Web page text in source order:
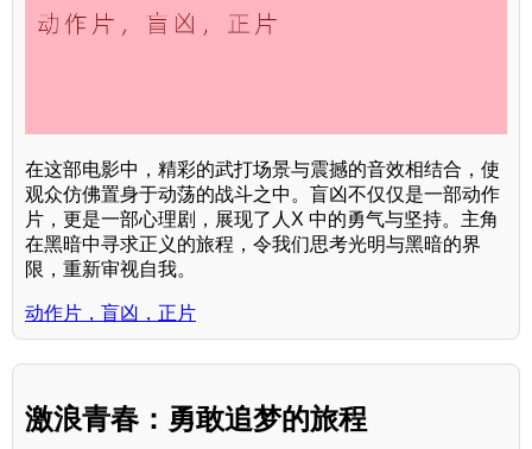
在这部电影中，精彩的武打场景与震撼的音效相结合，使
观众仿佛置身于动荡的战斗之中。盲凶不仅仅是一部动作
片，更是一部心理剧，展现了人X 中的勇气与坚持。主角
在黑暗中寻求正义的旅程，令我们思考光明与黑暗的界
限，重新审视自我。
动作片，盲凶，正片
激浪青春：勇敢追梦的旅程